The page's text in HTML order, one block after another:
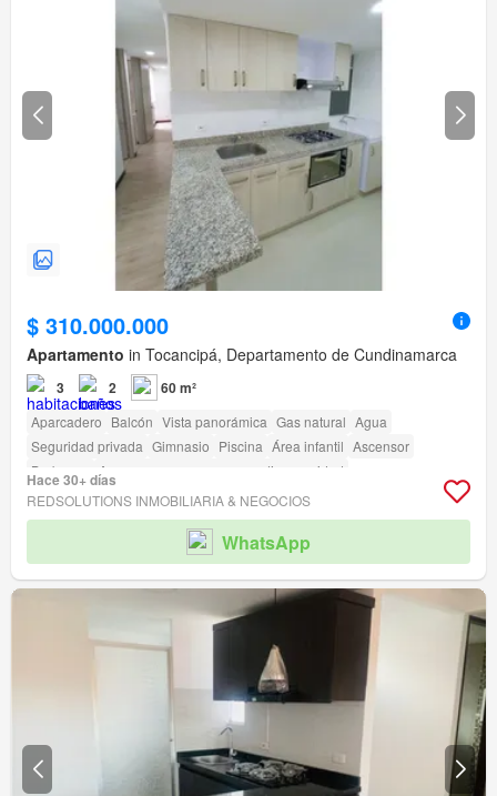
$ 310.000.000
Apartamento in Tocancipá, Departamento de Cundinamarca
3 2 60 m²
Aparcadero Balcón Vista panorámica Gas natural Agua
Seguridad privada Gimnasio Piscina Área infantil Ascensor
Barbecue
Acceso para personas con discapacidad
Hace 30+ días
REDSOLUTIONS INMOBILIARIA & NEGOCIOS
WhatsApp